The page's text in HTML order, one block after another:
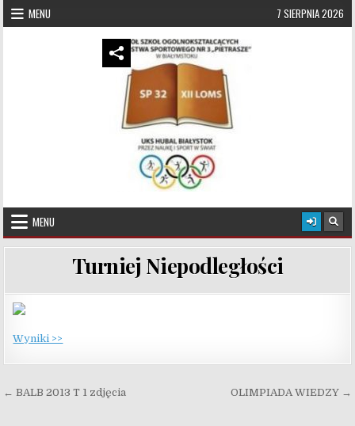
Skip to content
MENU 7 SIERPNIA 2026
UKS Hubal Białystok
MENU
Turniej Niepodległości
Wyniki >>
Nawigacja wpisu OLIMPIADA WIEDZY →
← BALB 2013 T 1 zdjęcia